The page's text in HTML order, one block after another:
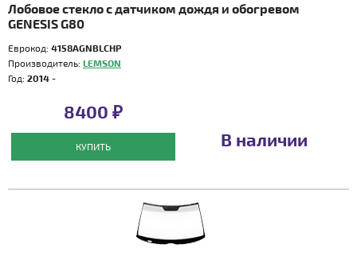
Лобовое стекло с датчиком дождя и обогревом
GENESIS G80
Еврокод: 4158AGNBLCHP
Производитель: LEMSON
Год: 2014 -
8400 ₽
КУПИТЬ В наличии